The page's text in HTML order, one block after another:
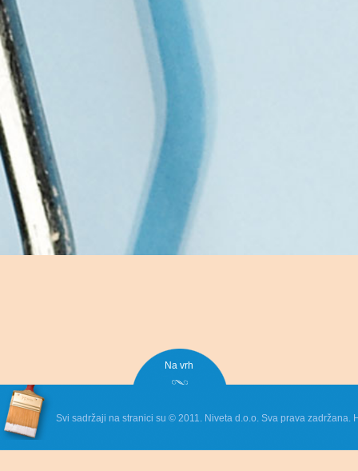
Na vrh
Svi sadržaji na stranici su © 2011. Niveta d.o.o. Sva prava zadržana.